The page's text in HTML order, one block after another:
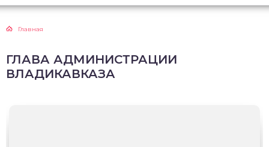
Главная
ГЛАВА АДМИНИСТРАЦИИ
ВЛАДИКАВКАЗА